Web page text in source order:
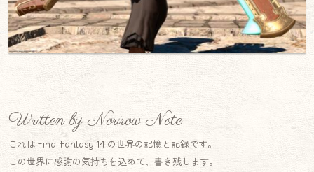
Written by Norirow Note
これは Final Fantasy 14 の世界の記憶と記録です。
この世界に感謝の気持ちを込めて、書き残します。